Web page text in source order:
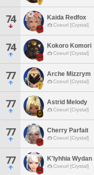
74 Kaida Redfox
Coeurl [Crystal]
74 Kokoro Komori
Coeurl [Crystal]
77 Arche Mizzrym
Coeurl [Crystal]
77 Astrid Melody
Coeurl [Crystal]
77 Cherry Parfait
Coeurl [Crystal]
77 K'lyhhia Wydan
Coeurl [Crystal]